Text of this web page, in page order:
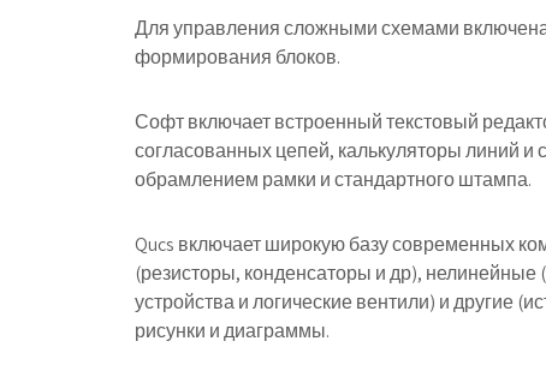
Для управления сложными схемами
формирования блоков.
Софт включает встроенный текстовый
согласованных цепей, калькуляторы линий
обрамлением рамки и стандартного штампа.
Qucs включает широкую базу современных
(резисторы, конденсаторы и др),
устройства и логические вентили) и другие
рисунки и диаграммы.